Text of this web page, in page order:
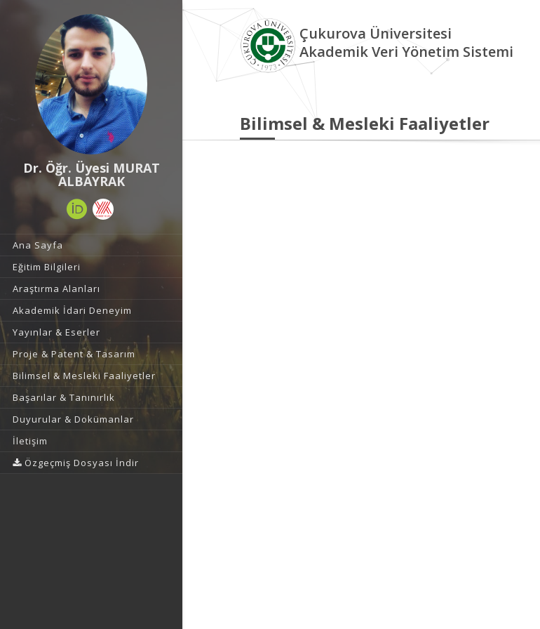
Dr. Öğr. Üyesi MURAT
ALBAYRAK
Ana Sayfa
Eğitim Bilgileri
Araştırma Alanları
Akademik İdari Deneyim
Yayınlar & Eserler
Proje & Patent & Tasarım
Bilimsel & Mesleki Faaliyetler
Başarılar & Tanınırlık
Duyurular & Dokümanlar
İletişim
Özgeçmiş Dosyası İndir
Çukurova Üniversitesi
Akademik Veri Yönetim Sistemi
Bilimsel & Mesleki Faaliyetler